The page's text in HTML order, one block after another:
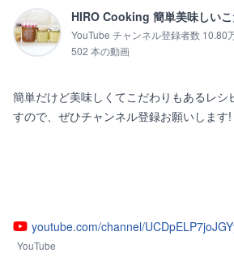
HIRO Cooking 簡単美味しい
YouTube チャンネル登録者数 10.80
502 本の動画
簡単だけど美味しくてこだわりもあるレシ
すので、ぜひチャンネル登録お願いします!
youtube.com/channel/
YouTube